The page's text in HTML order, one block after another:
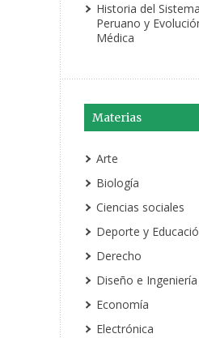
Historia del
Peruano y
Médica
Materias
Arte
Biología
Ciencias sociales
Deporte y
Derecho
Diseño e Ingeniería
Economía
Electrónica